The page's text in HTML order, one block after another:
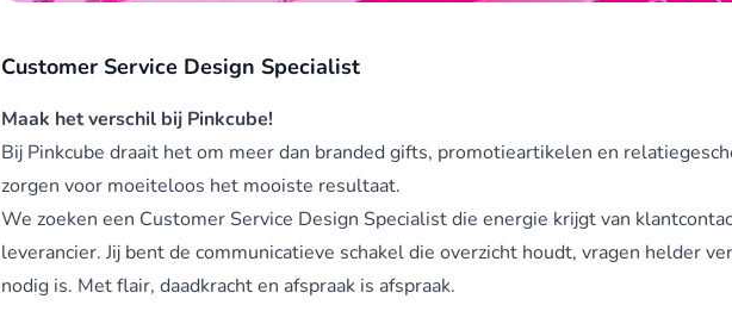
Customer Service Design Specialist
Maak het verschil bij Pinkcube!
Bij Pinkcube draait het om meer dan branded gifts, promotieartikelen en
zorgen voor moeiteloos het mooiste resultaat.
We zoeken een Customer Service Design Specialist die energie krijgt van
leverancier. Jij bent de communicatieve schakel die overzicht houdt, vragen helder
nodig is. Met flair, daadkracht en afspraak is afspraak.